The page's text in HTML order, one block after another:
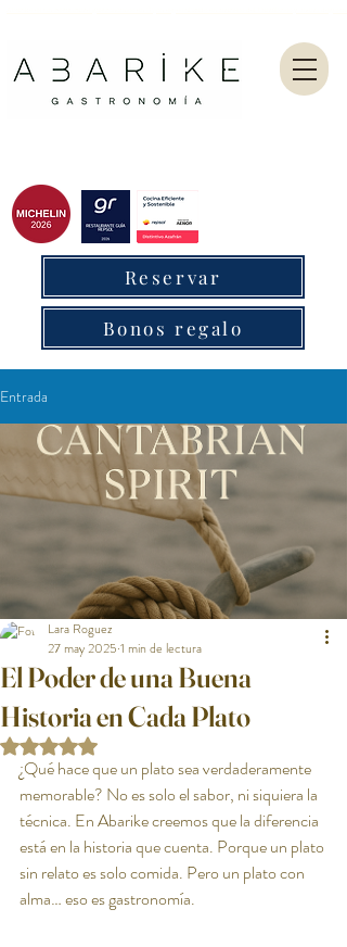
Reservar
Bonos regalo
Entrada
El Poder de una Buena
Historia en Cada Plato
Lara Roguez
27 may 2025 1 min de lectura
Obtuvo NaN de 5 estrellas.
¿Qué hace que un plato sea verdaderamente
memorable? No es solo el sabor, ni siquiera la
técnica. En Abarike creemos que la diferencia
está en la historia que cuenta. Porque un plato
sin relato es solo comida. Pero un plato con
alma… eso es gastronomía.